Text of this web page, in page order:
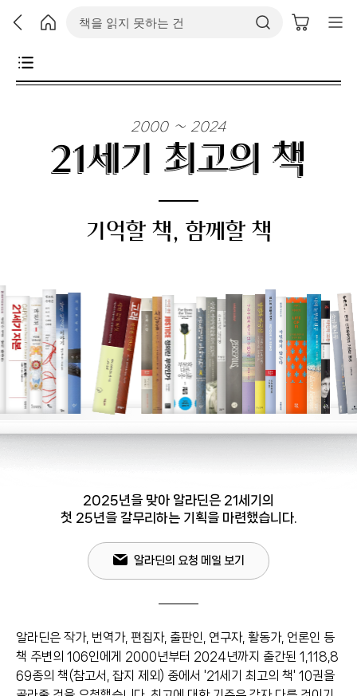
2000 ~ 2024
21세기 최고의 책
기억할 책, 함께할 책
2025년을 맞아 알라딘은 21세기의
첫 25년을 갈무리하는 기획을 마련했습니다.
알라딘의 요청 메일 보기
알라딘은 작가, 번역가, 편집자, 출판인, 연구자, 활동가, 언론인 등
책 주변의 106인에게 2000년부터 2024년까지 출간된 1,118,8
69종의 책(참고서, 잡지 제외) 중에서 '21세기 최고의 책' 10권을